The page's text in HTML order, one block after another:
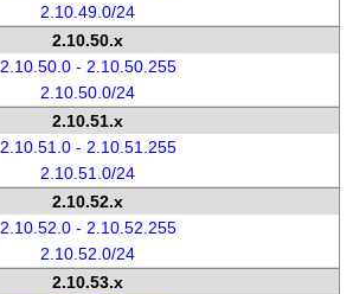
2.10.49.0/24
2.10.50.x
2.10.50.0 - 2.10.50.255
2.10.50.0/24
2.10.51.x
2.10.51.0 - 2.10.51.255
2.10.51.0/24
2.10.52.x
2.10.52.0 - 2.10.52.255
2.10.52.0/24
2.10.53.x